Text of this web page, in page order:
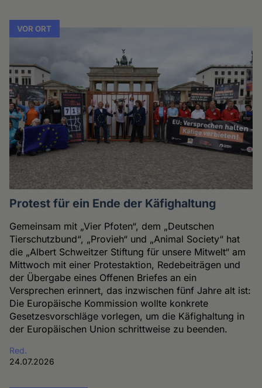
VOR ORT
Protest für ein Ende der Käfighaltung
Gemeinsam mit „Vier Pfoten“, dem „Deutschen
Tierschutzbund“, „Provieh“ und „Animal Society“ hat
die „Albert Schweitzer Stiftung für unsere Mitwelt“ am
Mittwoch mit einer Protestaktion, Redebeiträgen und
der Übergabe eines Offenen Briefes an ein
Versprechen erinnert, das inzwischen fünf Jahre alt ist:
Die Europäische Kommission wollte konkrete
Gesetzesvorschläge vorlegen, um die Käfighaltung in
der Europäischen Union schrittweise zu beenden.
Red.
24.07.2026